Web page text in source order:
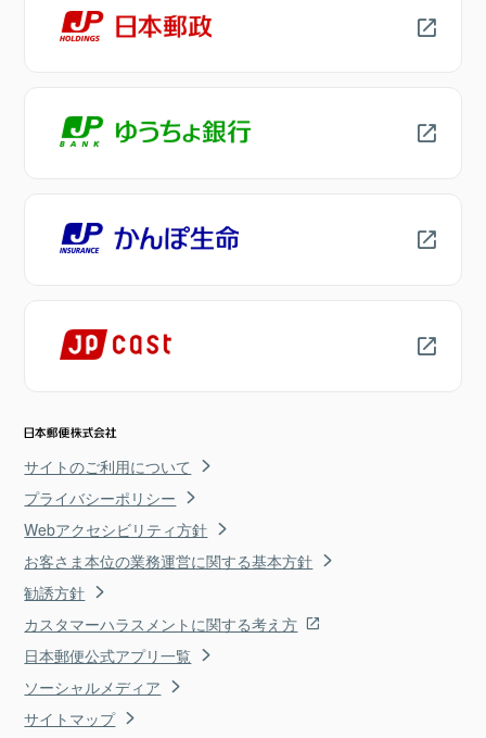
サイトのご利用について
プライバシーポリシー
Webアクセシビリティ方針
お客さま本位の業務運営に関する基本方針
勧誘方針
カスタマーハラスメントに関する考え方
日本郵便公式アプリ一覧
ソーシャルメディア
サイトマップ